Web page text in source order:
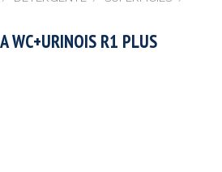
WC+URINOIS R1 PLUS